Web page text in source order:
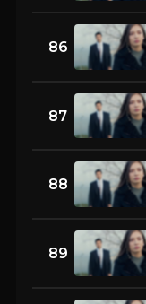
86
87
88
89